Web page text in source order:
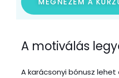
A motiválás
A karácsonyi bónusz